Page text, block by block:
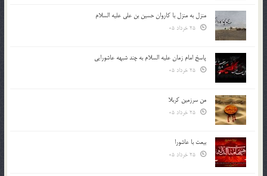
منزل به منزل با کاروان حسین بن علی علیه السلام
پاسخ امام زمان علیه السلام به چند شبهه عاشورایی
من سرزمین کربلا
بیعت با عاشورا